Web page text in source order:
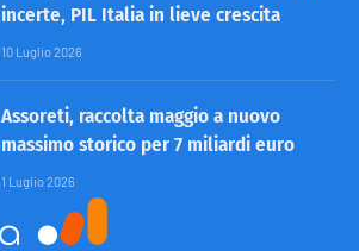
incerte, PIL Italia in lieve crescita
10 Luglio 2026
Assoreti, raccolta maggio a nuovo
massimo storico per 7 miliardi euro
1 Luglio 2026